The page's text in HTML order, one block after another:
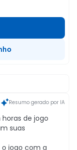
Resumo gerado por IA
de jogo
suas
o jogo com a